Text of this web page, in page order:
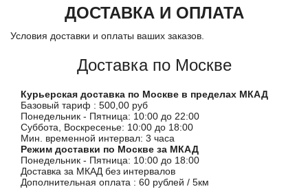
ДОСТАВКА И ОПЛАТА
Условия доставки и оплаты ваших заказов.
Доставка по Москве
Курьерская доставка по Москве в пределах МКАД
Базовый тариф : 500,00 руб
Понедельник - Пятница: 10:00 до 22:00
Суббота, Воскресенье: 10:00 до 18:00
Мин. временной интервал: 3 часа
Режим доставки по Москве за МКАД
Понедельник - Пятница: 10:00 до 18:00
Доставка за МКАД без интервалов
Дополнительная оплата : 60 рублей / 5км